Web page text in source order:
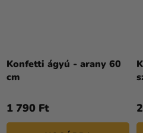
Konfetti ágyú - arany 60
cm
1 790 Ft